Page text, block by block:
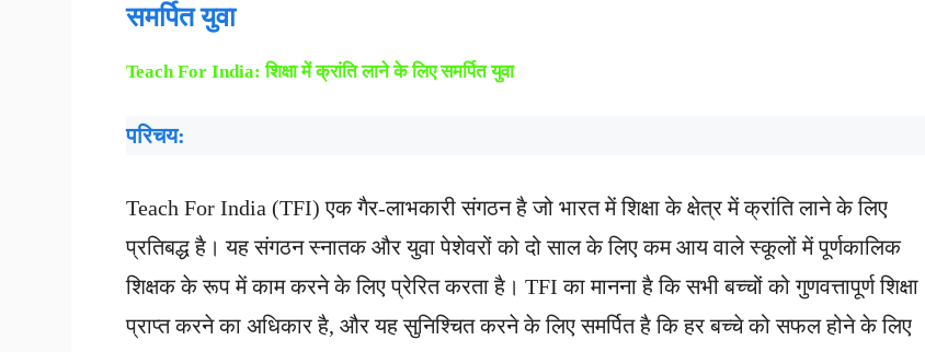
समर्पित युवा
Teach For India:शिक्षा में क्रांति लाने के लिए समर्पित युवा
परिचय:
Teach For India (TFI) एक गैर-लाभकारी संगठन है जो भारत में शिक्षा के क्षेत्र में क्रांति लाने के लिए
प्रतिबद्ध है। यह संगठन स्नातक और युवा पेशेवरों को दो साल के लिए कम आय वाले स्कूलों में पूर्णकालिक
शिक्षक के रूप में काम करने के लिए प्रेरित करता है। TFI का मानना ​​है कि सभी बच्चों को गुणवत्तापूर्ण शिक्षा
प्राप्त करने का अधिकार है, और यह सुनिश्चित करने के लिए समर्पित है कि हर बच्चे को सफल होने के लिए